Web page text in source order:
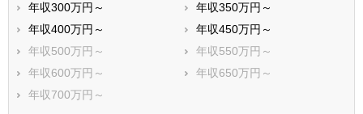
坂戸市
幸手市
鶴ヶ島市
日高市
吉川市
ふじみ野市
白岡市
北足立郡伊奈町
入間郡三芳町
年収300万円～
年収350万円～
年収400万円～
年収450万円～
年収500万円～
年収550万円～
年収600万円～
年収650万円～
年収700万円～